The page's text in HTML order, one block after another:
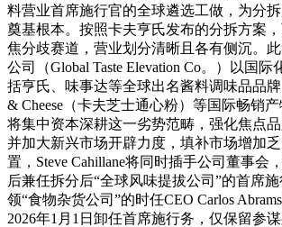
料营业首席施行官的全球遴选工做，为分
奠基根本。按照卡夫亨氏发布的分拆方案
焦分歧赛道，营业划分清晰且各有侧沉。
公司（Global Taste Elevation Co。）以国
括亨氏、味事达等全球出名酱料调味品品
& Cheese（卡夫芝士通心粉）等国际畅销
将集中资本深耕这一劣势范畴，强化焦点品
并加大新兴市场开辟力度，填补市场增加
置，Steve Cahillane将同时插手公司董事会
后兼任拆分后“全球风味提拔公司”的首席
领“食物杂货公司”的时任CEO Carlos
2026年1月1日卸任首席施行务，仅保留参